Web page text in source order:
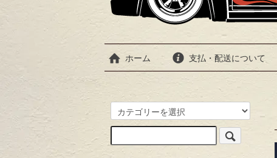
ホーム 支払・配送について